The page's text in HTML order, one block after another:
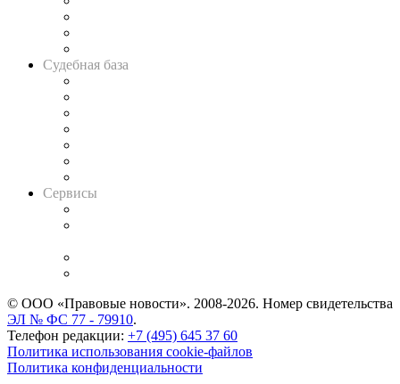
Судебная база
Сервисы
© ООО «Правовые новости». 2008-2026. Номер свидетельства
ЭЛ № ФС 77 - 79910.
Телефон редакции: +7 (495) 645 37 60
Политика использования cookie-файлов
Политика конфиденциальности